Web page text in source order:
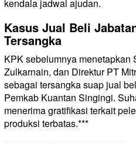
kendala jadwal ajudan.
Kasus Jual Beli
Tersangka
KPK sebelumnya
Zulkarnain, dan Direktur PT
sebagai tersangka suap jual
Pemkab Kuantan Singingi.
menerima gratifikasi terkait
produksi terbatas.***